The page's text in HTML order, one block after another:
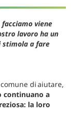
viene
lavoro ha un
stimola a fare
di aiutare,
continuano a
la loro